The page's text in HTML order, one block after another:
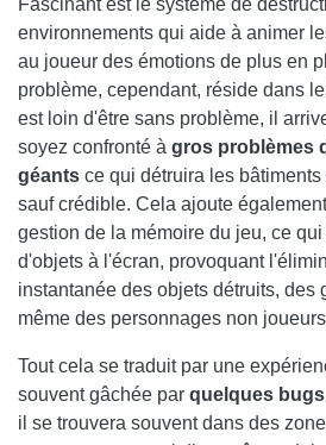
Fascinant est le système de
environnements qui aide à animer
au joueur des émotions de plus en
problème, cependant, réside dans
est loin d'être sans problème, il
soyez confronté à gros problèmes
géants ce qui détruira les
sauf crédible. Cela ajoute
gestion de la mémoire du jeu, ce
d'objets à l'écran, provoquant
instantanée des objets détruits, des
même des personnages non
Tout cela se traduit par une
souvent gâchée par quelques
il se trouvera souvent dans des